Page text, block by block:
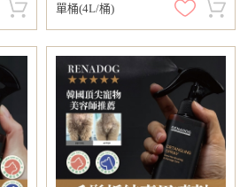
單桶(4L/桶)